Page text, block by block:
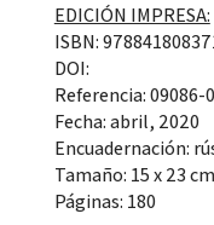
EDICIÓN IMPRESA:
ISBN:
DOI:
Referencia: 09086-0
Fecha: abril, 2020
Encuadernación:
Tamaño: 15 x 23
Páginas: 180